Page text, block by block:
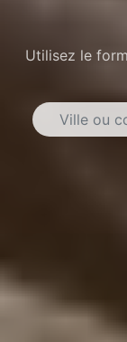
Utilisez le